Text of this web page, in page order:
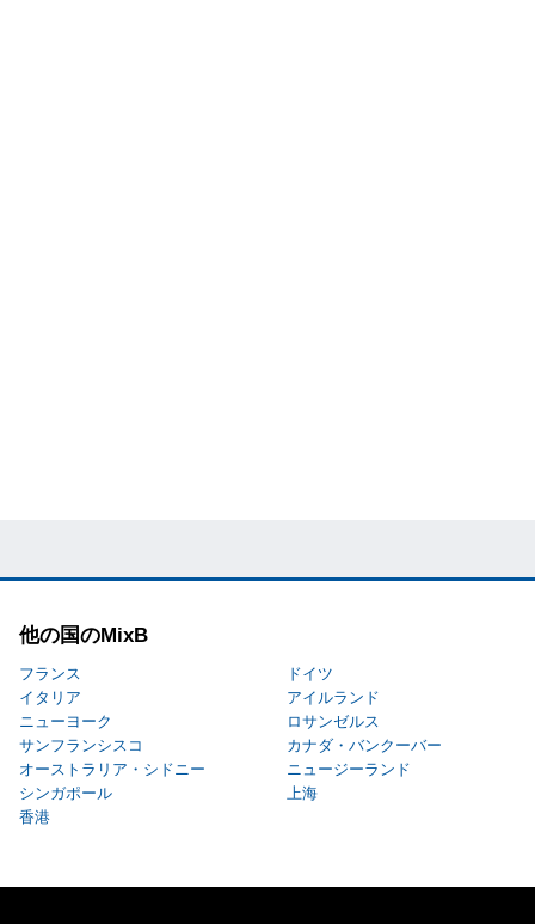
他の国のMixB
フランス
ドイツ
イタリア
アイルランド
ニューヨーク
ロサンゼルス
サンフランシスコ
カナダ・バンクーバー
オーストラリア・シドニー
ニュージーランド
シンガポール
上海
香港